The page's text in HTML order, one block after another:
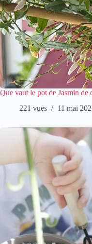
Que vaut le pot de Jasmin de
221 vues
11 mai